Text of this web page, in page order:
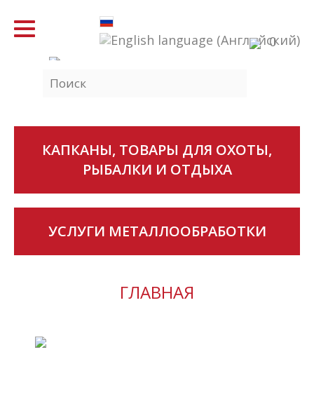
Toggle
navigation
0
КАПКАНЫ, ТОВАРЫ ДЛЯ ОХОТЫ,
РЫБАЛКИ И ОТДЫХА
УСЛУГИ МЕТАЛЛООБРАБОТКИ
ГЛАВНАЯ